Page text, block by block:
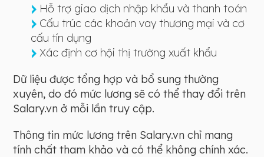
Hỗ trợ giao dịch nhập khẩu và thanh toán
Cấu trúc các khoản vay thương mại và cơ
cấu tín dụng
Xác định cơ hội thị trường xuất khẩu
Dữ liệu được tổng hợp và bổ sung thường
xuyên, do đó mức lương sẽ có thể thay đổi trên
Salary.vn ở mỗi lần truy cập.
Thông tin mức lương trên Salary.vn chỉ mang
tính chất tham khảo và có thể không chính xác.